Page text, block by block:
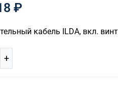
₽
кабель ILDA, вкл.